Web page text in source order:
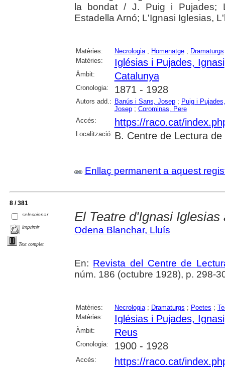
la bondat / J. Puig i Pujades;
Estadella Arnó; L'Ignasi Iglesias,
Matèries: Necrologia; Homenatge; Dramaturgs
Matèries:
Iglésias i Pujades, Ignasi
Àmbit: Catalunya
Cronologia: 1871 - 1928
Autors add.: Banús i Sans, Josep; Puig i
Josep; Corominas, Pere
Accés:
https://raco.cat/
Localització: B. Centre de Lectura de
Enllaç permanent a aquest
8 / 381
seleccionar
imprimir
Text complet
El Teatre d'Ignasi Iglesias
Odena Blanchar, Lluís
En: Revista del Centre de
núm. 186 (octubre 1928), p. 298-
Matèries: Necrologia; Dramaturgs ; Poetes ;
Matèries:
Iglésias i Pujades, Ignasi
Àmbit: Reus
Cronologia: 1900 - 1928
Accés: https://raco.cat/